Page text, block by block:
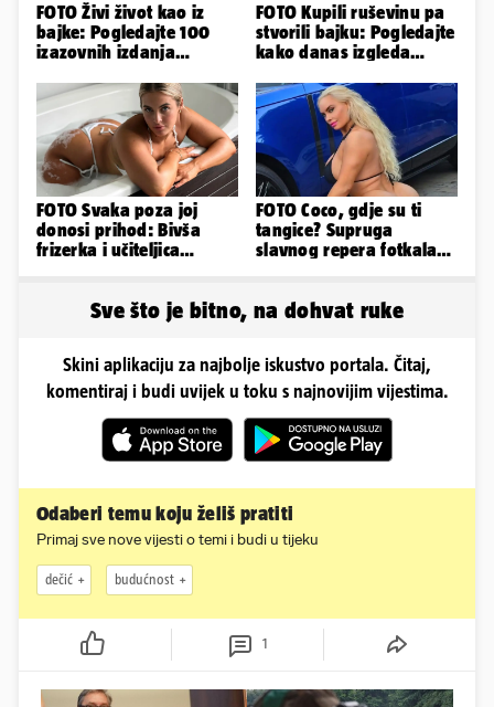
FOTO Živi život kao iz
bajke: Pogledajte 100
izazovnih izdanja
FOTO Kupili ruševinu pa
stvorili bajku: Pogledajte
kako danas izgleda
FOTO Svaka poza joj
donosi prihod: Bivša
frizerka i učiteljica
FOTO Coco, gdje su ti
tangice? Supruga
slavnog repera fotkala
Sve što je bitno, na dohvat ruke
Skini aplikaciju za najbolje iskustvo portala. Čitaj,
komentiraj i budi uvijek u toku s najnovijim vijestima.
Odaberi temu koju želiš pratiti
Primaj sve nove vijesti o temi i budi u tijeku
dečić budućnost
1